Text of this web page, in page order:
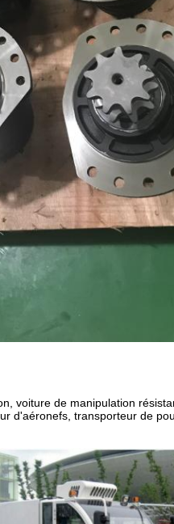
voiture de manipulation
d'aéronefs, transporteur de